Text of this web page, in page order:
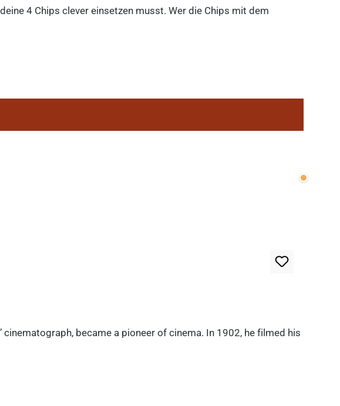
4 Chips clever einsetzen musst. Wer die Chips mit dem
Wenige
became a pioneer of cinema. In 1902, he filmed his